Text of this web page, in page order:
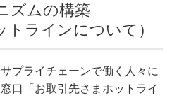
ズムの構築
トラインについて）
プライチェーンで働く人々に
口「お取引先さまホットライ